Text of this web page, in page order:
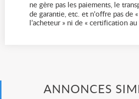
ne gère pas les paiements, le
de garantie, etc. et n'offre pas de
l’acheteur » ni de « certification
ANNONCES